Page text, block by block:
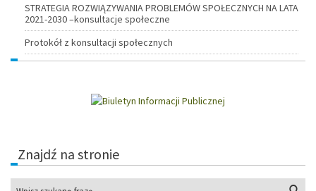
STRATEGIA ROZWIĄZYWANIA PROBLEMÓW SPOŁECZNYCH NA LATA
2021-2030 –konsultacje społeczne
Protokół z konsultacji społecznych
Znajdź na stronie